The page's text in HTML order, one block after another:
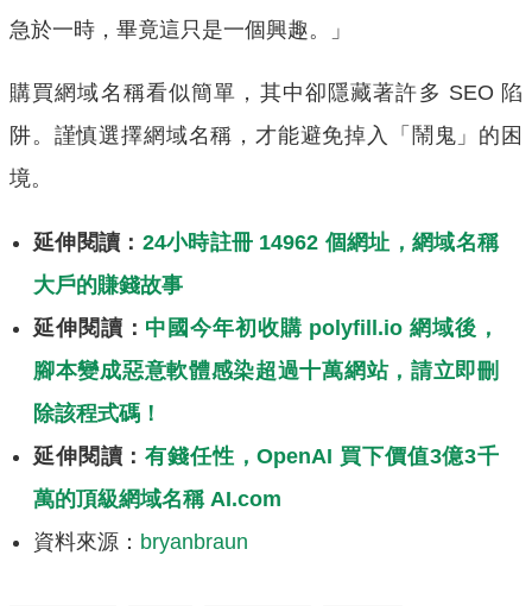
急於一時，畢竟這只是一個興趣。」
購買網域名稱看似簡單，其中卻隱藏著許多 SEO 陷
阱。謹慎選擇網域名稱，才能避免掉入「鬧鬼」的困
境。
延伸閱讀： 24小時註冊 14962 個網址，網域名稱
大戶的賺錢故事
延伸閱讀： 中國今年初收購 polyfill.io 網域後，
腳本變成惡意軟體感染超過十萬網站，請立即刪
除該程式碼！
延伸閱讀：有錢任性，OpenAI 買下價值3億3千
萬的頂級網域名稱 AI.com
資料來源： bryanbraun